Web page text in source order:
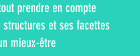
prendre en compte
et ses facettes
mieux-être